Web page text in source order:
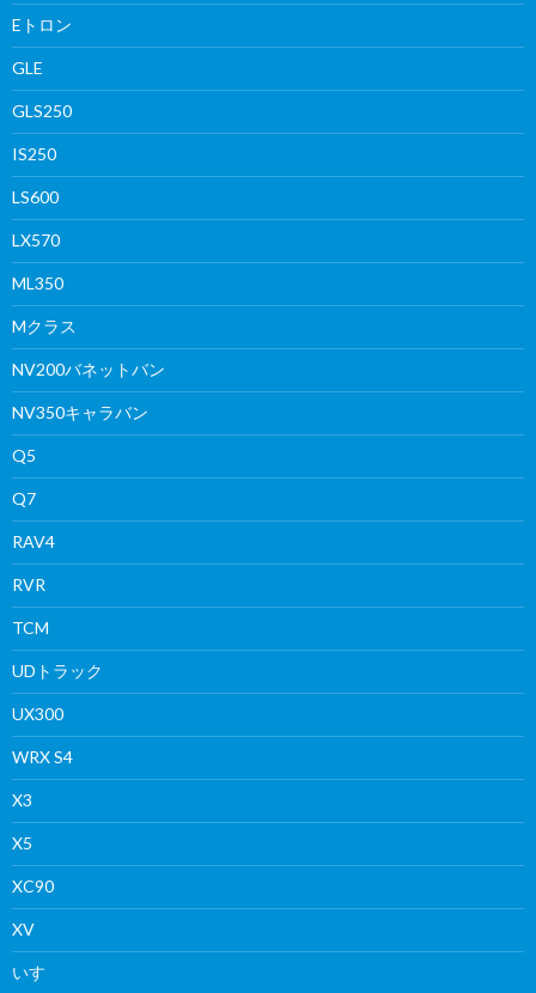
Eトロン
GLE
GLS250
IS250
LS600
LX570
ML350
Mクラス
NV200バネットバン
NV350キャラバン
Q5
Q7
RAV4
RVR
TCM
UDトラック
UX300
WRX S4
X3
X5
XC90
XV
いすゞ